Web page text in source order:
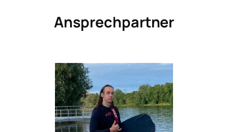
Ansprechpartner